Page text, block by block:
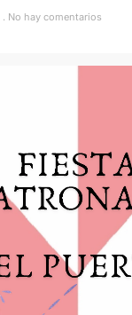
No hay comentarios